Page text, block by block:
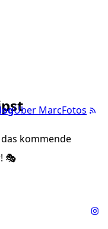
Über MarcFotos
kommende
🎭